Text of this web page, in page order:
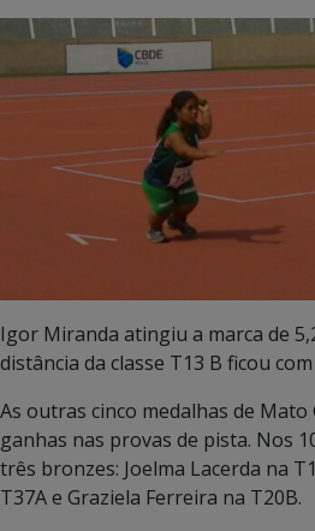
Igor Miranda atingiu a marca de
distância da classe T13 B ficou
As outras cinco medalhas de
ganhas nas provas de pista. Nos
três bronzes: Joelma Lacerda na
T37A e Graziela Ferreira na T20B.